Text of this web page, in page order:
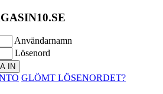
Användarnamn
Lösenord
GLÖMT LÖSENORDET?